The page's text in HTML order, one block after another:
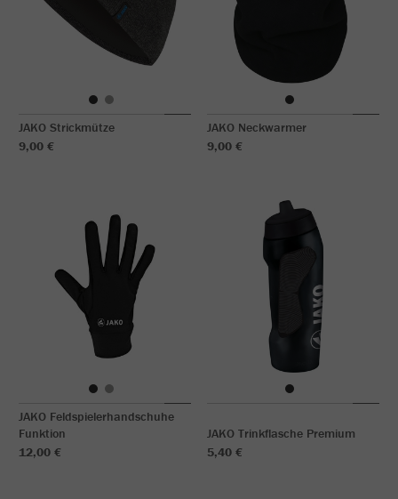
JAKO Strickmütze
9,00 €
JAKO Neckwarmer
9,00 €
JAKO Feldspielerhandschuhe
Funktion
12,00 €
JAKO Trinkflasche Premium
5,40 €